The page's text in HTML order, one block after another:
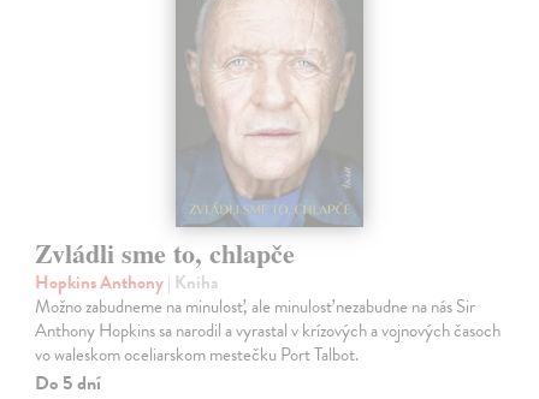
Zvládli sme to, chlapče
Hopkins Anthony| Kniha
Možno zabudneme na minulosť, ale minulosť nezabudne na nás Sir
Anthony Hopkins sa narodil a vyrastal v krízových a vojnových časoch
vo waleskom oceliarskom mestečku Port Talbot.
Do 5 dní